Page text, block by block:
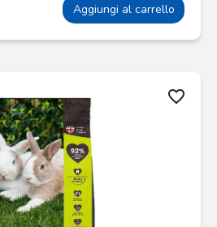
Aggiungi al carrello
favorite_border